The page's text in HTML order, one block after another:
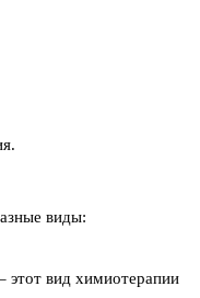
виды:
этот вид химиотерапии